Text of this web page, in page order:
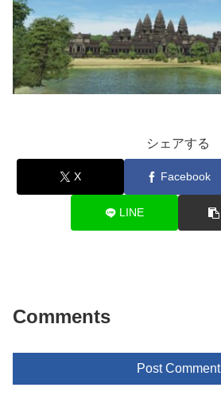
シェアする
X Facebook
LINE
Comments
Post Comment